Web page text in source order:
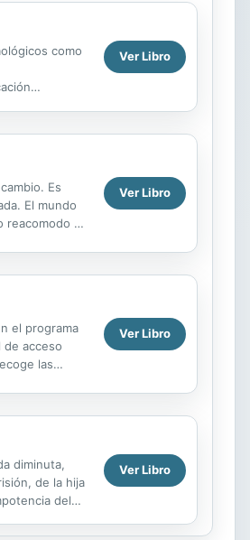
como
Ver Libro
Es
El mundo
de
Ver Libro
el programa
acceso
las
Ver Libro
diminuta,
de la hija
del
Ver Libro